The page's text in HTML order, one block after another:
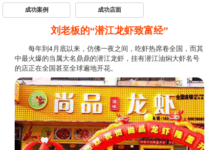
成功案例 成功店面
刘老板的“潜江龙虾致富经”
每年到4月底以来，仿佛一夜之间，吃虾热席卷全国，而其
中最火爆的当属大名鼎鼎的潜江龙虾，挂有潜江油焖大虾名号
的店正在全国甚至全球遍地开花。